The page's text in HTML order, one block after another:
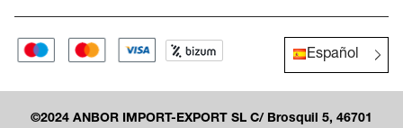
Español
©2024 ANBOR IMPORT-EXPORT SL C/ Brosquil 5, 46701